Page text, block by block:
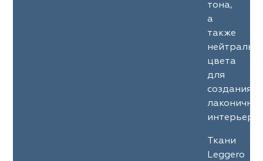
тона,
а
также
цвета
для
создания
Ткани
Leggero